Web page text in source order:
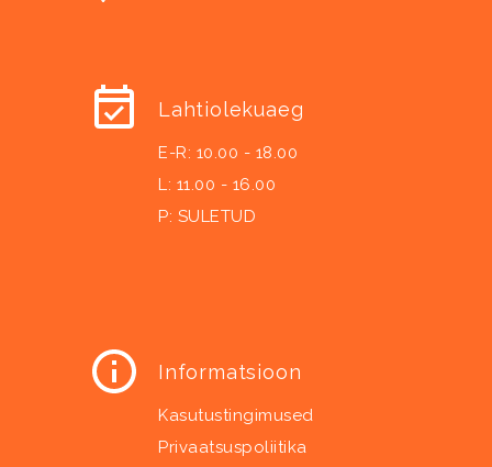
Lahtiolekuaeg
E-R: 10.00 - 18.00
L: 11.00 - 16.00
P: SULETUD
Informatsioon
Kasutustingimused
Privaatsuspoliitika